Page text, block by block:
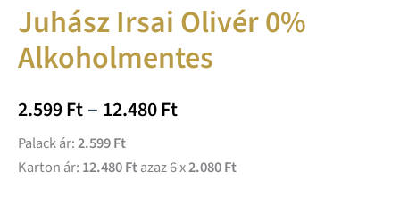
Juhász Irsai Olivér 0%
Alkoholmentes
2.599Ft– 12.480Ft
Palack ár:2.599 Ft
Karton ár: 12.480 Ftazaz 6 x2.080 Ft